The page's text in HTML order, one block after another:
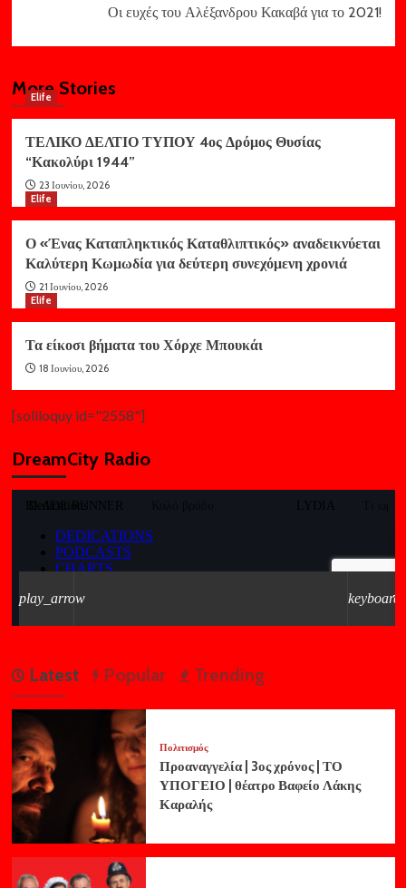
Οι ευχές του Αλέξανδρου Κακαβά για το 2021!
More Stories
Elife
ΤΕΛΙΚΟ ΔΕΛΤΙΟ ΤΥΠΟΥ 4ος Δρόμος Θυσίας
“Κακολύρι 1944”
23 Ιουνίου, 2026
Elife
Ο «Ένας Καταπληκτικός Καταθλιπτικός» αναδεικνύεται
Καλύτερη Κωμωδία για δεύτερη συνεχόμενη χρονιά
21 Ιουνίου, 2026
Elife
Τα είκοσι βήματα του Χόρχε Μπουκάι
18 Ιουνίου, 2026
[soliloquy id="2558"]
DreamCity Radio
Latest Popular Trending
Πολιτισμός
Προαναγγελία | 3ος χρόνος | ΤΟ
ΥΠΟΓΕΙΟ | θέατρο Βαφείο Λάκης
Καραλής